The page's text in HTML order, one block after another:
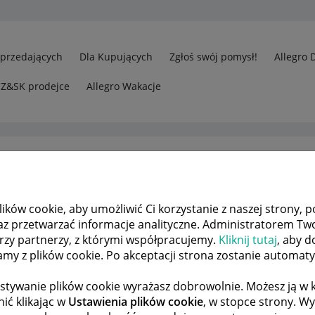
cookie, aby umożliwić Ci korzystanie z naszej strony,
przetwarzać informacje analityczne. Administratorem
partnerzy, z którymi współpracujemy. Kliknij tutaj, aby
z plików cookie. Po akceptacji strona zostanie
plików cookie wyrażasz dobrowolnie. Możesz ją w
klikając wUstawienia plików cookie, w stopce strony.
Dla Kupujących Zgłoś swój pomysł! Allegro
prodejce Allegro Wakacje
Odp.: Proszę o przywrócenie zakupu do zakładki "moje zakupy"
POPRZEDNIA NASTĘPNA